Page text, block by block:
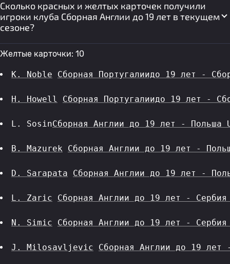
Сколько красных и желтых карточек получили
игроки клуба Сборная Англии до 19 лет в текущем
сезоне?
Желтые карточки: 10
K. Noble Сборная Португалиидо 19 лет -
H. Howell Сборная Португалиидо 19 лет -
L. SosinСборная Англии до 19 лет - Польша
B. Mazurek Сборная Англии до 19 лет -
D. Sarapata Сборная Англии до 19 лет -
L. Zaric Сборная Англии до 19 лет - Сербия
N. Simic Сборная Англии до 19 лет - Сербия
J. Milosavljevic Сборная Англии до 19 лет